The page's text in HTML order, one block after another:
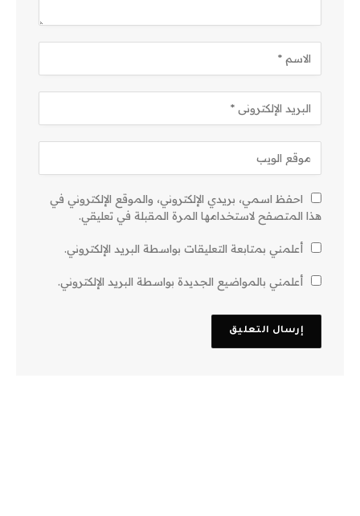
احفظ اسمي، بريدي الإلكتروني، والموقع الإلكتروني في
هذا المتصفح لاستخدامها المرة المقبلة في تعليقي.
أعلمني بمتابعة التعليقات بواسطة البريد الإلكتروني.
أعلمني بالمواضيع الجديدة بواسطة البريد الإلكتروني.